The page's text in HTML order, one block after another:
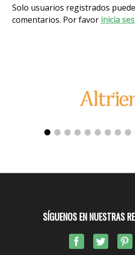
Solo usuarios registrados
comentarios. Por favor inicia
SÍGUENOS EN NUESTRAS